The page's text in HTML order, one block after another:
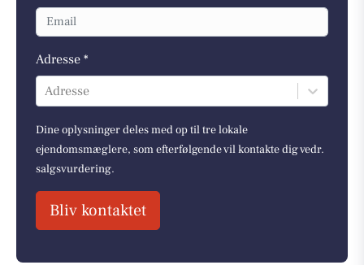
Adresse *
Adresse
Dine oplysninger deles med op til tre lokale
ejendomsmæglere, som efterfølgende vil kontakte dig vedr.
salgsvurdering.
Bliv kontaktet